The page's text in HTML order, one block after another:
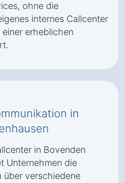
ohne die
internes Callcenter
erheblichen
in
in Bovenden
Unternehmen die
über verschiedene